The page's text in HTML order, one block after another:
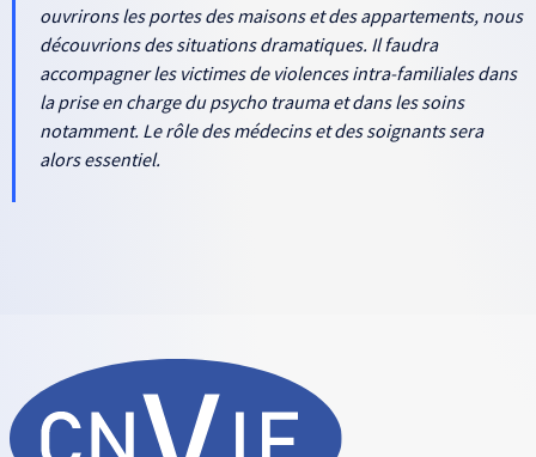
ouvrirons les portes des maisons et des appartements, nous
découvrions des situations dramatiques. Il faudra
accompagner les victimes de violences intra-familiales dans
la prise en charge du psycho trauma et dans les soins
notamment. Le rôle des médecins et des soignants sera
alors essentiel.